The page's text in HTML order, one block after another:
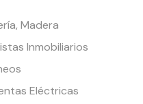
Madera
Inmobiliarios
Eléctricas